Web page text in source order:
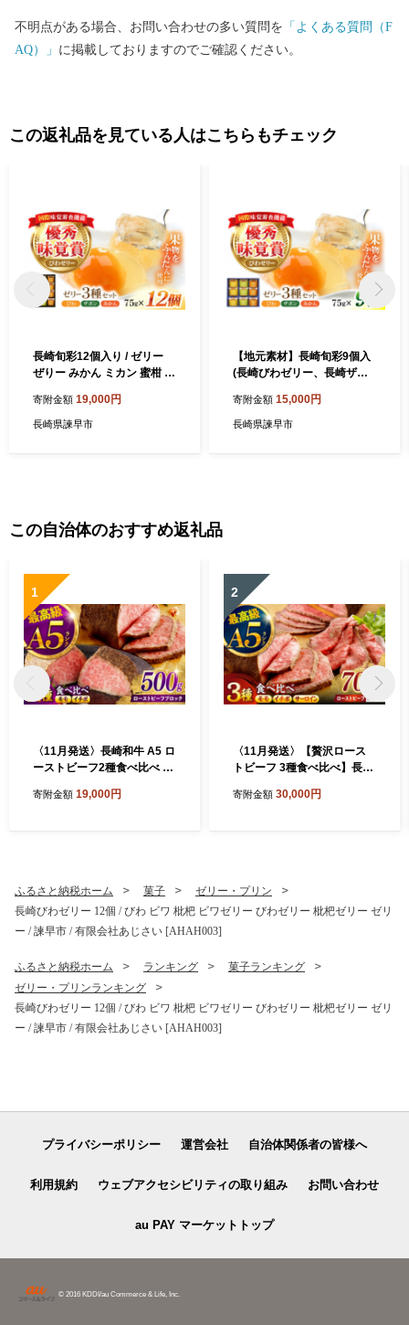
不明点がある場合、お問い合わせの多い質問を 「よくある質問（F
AQ）」 に掲載しておりますのでご確認ください。
この返礼品を見ている人はこちらもチェック
長崎旬彩12個入り / ゼリー
ぜりー みかん ミカン 蜜柑 ザ
果汁 / 諫早市 / 有限会社あじ
さい [AHAH001]
寄附金額 19,000円
長崎県諫早市
【地元素材】長崎旬彩9個入
(長崎びわゼリー、長崎ザボ
ー) / ゼリー ぜりー みかん ミ
カン 蜜柑 ザボン びわ ビワ
寄附金額 15,000円
長崎県諫早市
この自治体のおすすめ返礼品
1
〈11月発送〉長崎和牛 A5 ロ
ーストビーフ2種食べ比べ 希
00g) / 牛肉 国産 ろーすとび
寄附金額 19,000円
2
〈11月発送〉【贅沢ロース
トビーフ 3種食べ比べ】長崎
g・モモ300g・サーロイン20
寄附金額 30,000円
ふるさと納税ホーム 菓子
ゼリー・プリン
長崎びわゼリー 12個 / びわ ビワ 枇杷 ビワゼリー びわゼリー 枇杷ゼリー ゼリ
ー / 諫早市 / 有限会社あじさい [AHAH003]
ふるさと納税ホーム ランキング
菓子ランキング
ゼリー・プリンランキング
長崎びわゼリー 12個 / びわ ビワ 枇杷 ビワゼリー びわゼリー 枇杷ゼリー ゼリ
ー / 諫早市 / 有限会社あじさい [AHAH003]
プライバシーポリシー 運営会社 自治体関係者の皆様へ
利用規約 ウェブアクセシビリティの取り組み お問い合わせ
au PAY マーケットトップ
© 2016 KDDI/au Commerce & Life, Inc.